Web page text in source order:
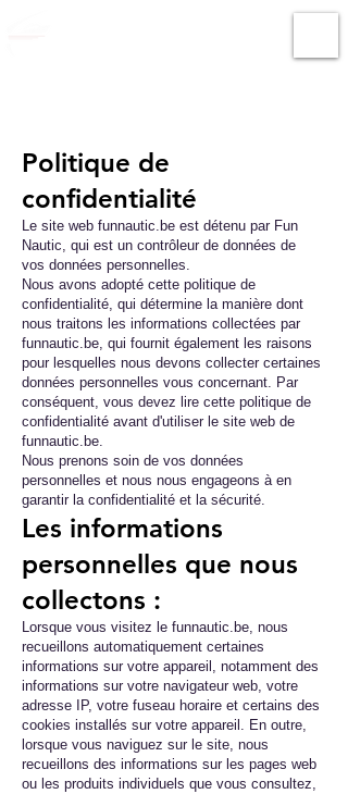
Politique de
confidentialité
Le site web funnautic.be est détenu par Fun
Nautic, qui est un contrôleur de données de
vos données personnelles.
Nous avons adopté cette politique de
confidentialité, qui détermine la manière dont
nous traitons les informations collectées par
funnautic.be, qui fournit également les raisons
pour lesquelles nous devons collecter certaines
données personnelles vous concernant. Par
conséquent, vous devez lire cette politique de
confidentialité avant d'utiliser le site web de
funnautic.be.
Nous prenons soin de vos données
personnelles et nous nous engageons à en
garantir la confidentialité et la sécurité.
Les informations
personnelles que nous
collectons :
Lorsque vous visitez le funnautic.be, nous
recueillons automatiquement certaines
informations sur votre appareil, notamment des
informations sur votre navigateur web, votre
adresse IP, votre fuseau horaire et certains des
cookies installés sur votre appareil. En outre,
lorsque vous naviguez sur le site, nous
recueillons des informations sur les pages web
ou les produits individuels que vous consultez,